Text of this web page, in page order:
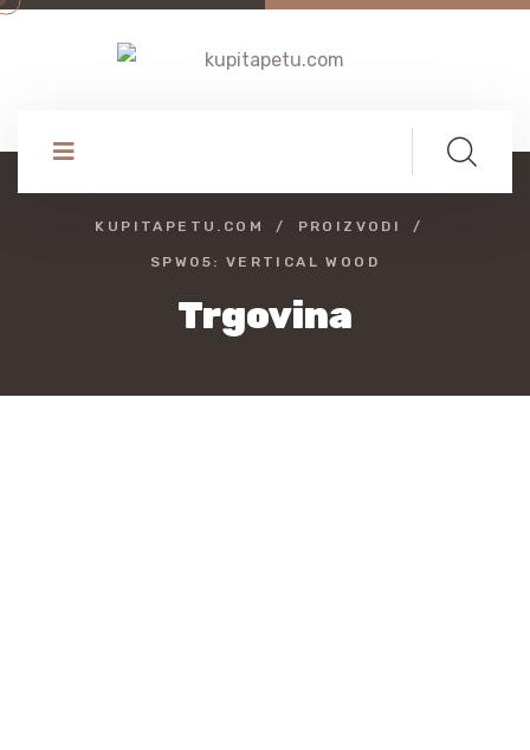
KUPITAPETU.COM PROIZVODI
SPW05: VERTICAL WOOD
Trgovina